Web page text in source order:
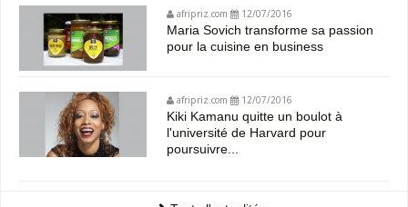
afripriz.com 12/07/2016
Maria Sovich transforme sa passion
pour la cuisine en business
afripriz.com 12/07/2016
Kiki Kamanu quitte un boulot à
l'université de Harvard pour
poursuivre...